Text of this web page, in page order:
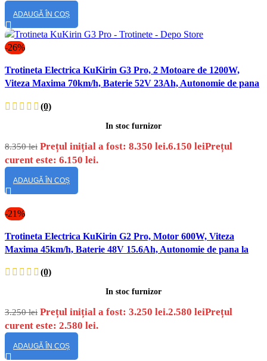
ADAUGĂ ÎN COȘ
-26%
Vizualizare
rapidă
Trotineta Electrica KuKirin G3 Pro, 2 Motoare de 1200W,
Viteza Maxima 70km/h, Baterie 52V 23Ah, Autonomie de pana
(0)
In stoc furnizor
8.350lei Prețul inițial a fost: 8.350 lei.6.150 leiPrețul
curent este: 6.150 lei.
ADAUGĂ ÎN COȘ
-21%
Vizualizare
rapidă
Trotineta Electrica KuKirin G2 Pro, Motor 600W, Viteza
Maxima 45km/h, Baterie 48V 15.6Ah, Autonomie de pana la
(0)
In stoc furnizor
3.250lei Prețul inițial a fost: 3.250 lei.2.580 leiPrețul
curent este: 2.580 lei.
ADAUGĂ ÎN COȘ